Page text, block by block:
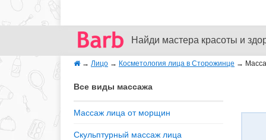
Найди мастера красоты и
→ Лицо → Косметология лица в Сторожинце →
Все виды массажа
Массаж лица от морщин
Скульптурный массаж лица